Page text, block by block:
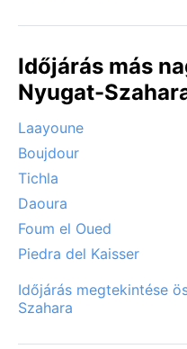
Időjárás más
Nyugat-
Laayoune
Boujdour
Tichla
Daoura
Foum el Oued
Piedra del Kaisser
Időjárás megtekintése
Szahara